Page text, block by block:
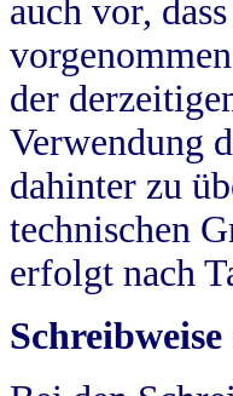
auch vor,
der
Verwendung
dahinter zu
technischen
erfolgt nach